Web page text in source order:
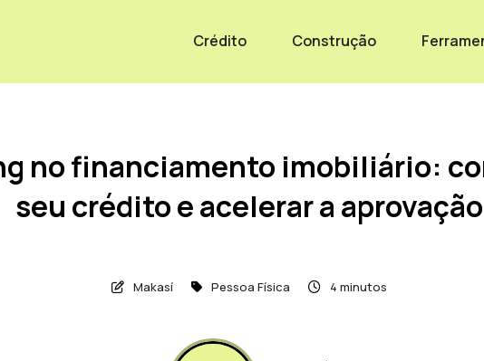
Crédito Construção
no financiamento imobiliário:
seu crédito e acelerar a aprovação
Makasí Pessoa Física 4 minutos